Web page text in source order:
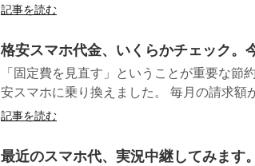
記事を読む
格安スマホ代金、いくらかチェック。
「固定費を見直す」ということが重要な節
安スマホに乗り換えました。 毎月の請求額
記事を読む
最近のスマホ代、実況中継してみます